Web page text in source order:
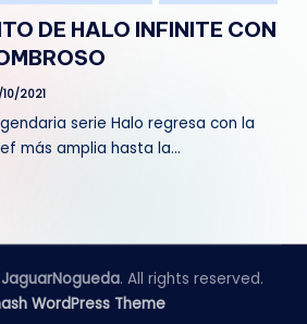
DE HALO INFINITE CON
2021
serie Halo regresa con la
más amplia hasta la…
JaguarNogueda. All rights reserved.
WordPress Theme